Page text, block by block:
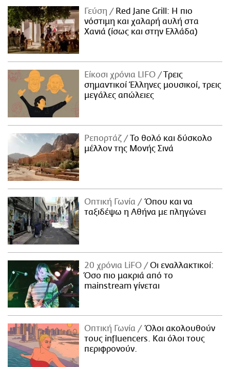
ΑΜΠΑ
PRINT
Γεύση
Red Jane Grill: Η πιο
νόστιμη και χαλαρή αυλή στα
Χανιά (ίσως και στην Ελλάδα)
Είκοσι χρόνια LIFO
Tρεις
σημαντικοί Έλληνες μουσικοί, τρεις
μεγάλες απώλειες
Ρεπορτάζ
Το θολό και δύσκολο
μέλλον της Μονής Σινά
Οπτική Γωνία
Όπου και να
ταξιδέψω η Αθήνα με πληγώνει
20 χρόνια LiFO
Οι εναλλακτικοί:
Όσο πιο μακριά από το
mainstream γίνεται
Οπτική Γωνία
Όλοι ακολουθούν
τους influencers. Και όλοι τους
περιφρονούν.